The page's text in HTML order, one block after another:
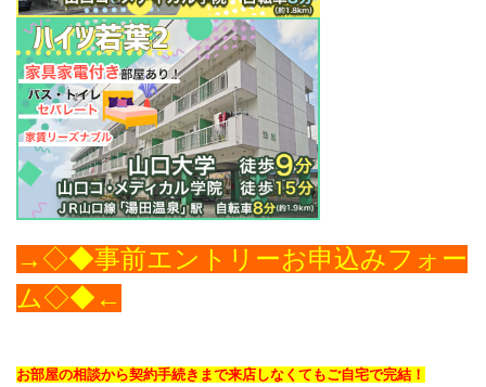
→◇◆事前エントリーお申込みフォー
ム◇◆←
お部屋の相談から契約手続きまで来店しなくてもご自宅で完結！